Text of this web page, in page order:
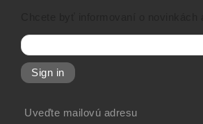
Sign in
Uveďte mailovú adresu